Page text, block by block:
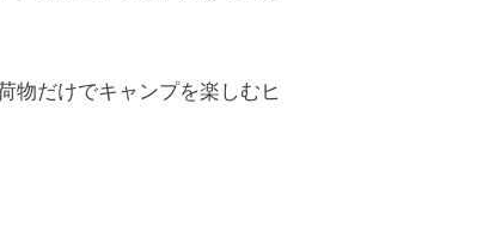
物だけでキャンプを楽しむヒ